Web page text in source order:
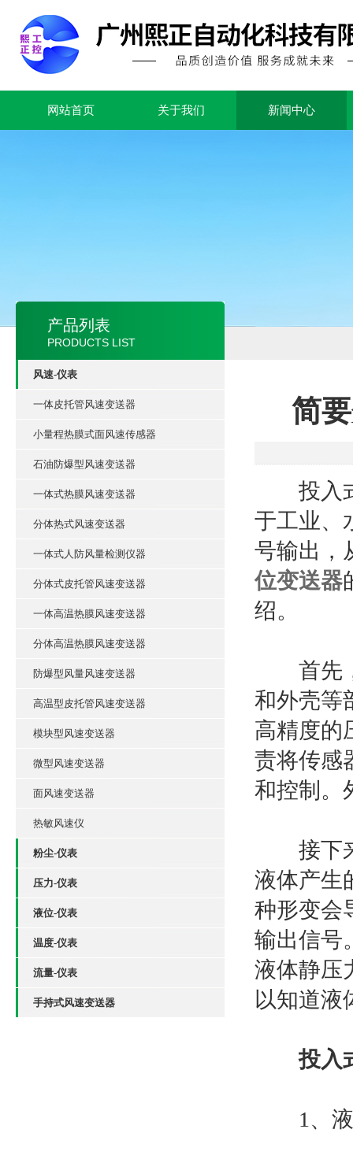
网站首页 关于我们 新闻中心
产品列表
PRODUCTS LIST
风速-仪表
一体皮托管风速变送器
小量程热膜式面风速传感器
石油防爆型风速变送器
一体式热膜风速变送器
分体热式风速变送器
一体式人防风量检测仪器
分体式皮托管风速变送器
一体高温热膜风速变送器
分体高温热膜风速变送器
防爆型风量风速变送器
高温型皮托管风速变送器
模块型风速变送器
微型风速变送器
面风速变送器
热敏风速仪
粉尘-仪表
压力-仪表
液位-仪表
温度-仪表
流量-仪表
手持式风速变送器
简
投入式
于工业、
号输出，
位变送器
绍。
首先，
和外壳等
高精度的
责将传感
和控制。
接下来
液体产生
种形变会
输出信号
液体静压
以知道液
投入
1、液